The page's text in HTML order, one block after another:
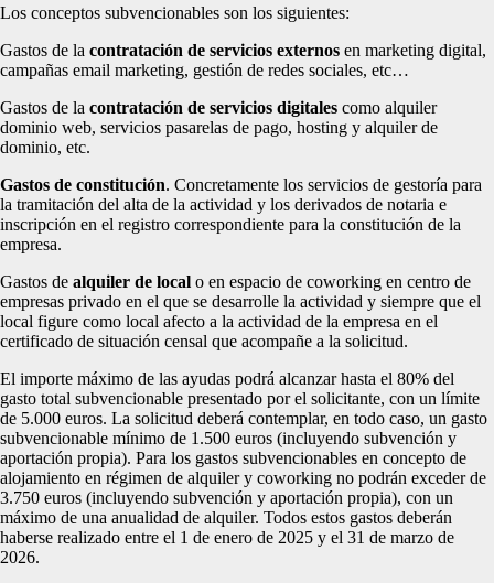
Los conceptos subvencionables son los siguientes:
Gastos de la contratación de servicios externos en marketing digital,
campañas email marketing, gestión de redes sociales, etc…
Gastos de la contratación de servicios digitales como alquiler
dominio web, servicios pasarelas de pago, hosting y alquiler de
dominio, etc.
Gastos de constitución. Concretamente los servicios de gestoría para
la tramitación del alta de la actividad y los derivados de notaria e
inscripción en el registro correspondiente para la constitución de la
empresa.
Gastos de alquiler de local o en espacio de coworking en centro de
empresas privado en el que se desarrolle la actividad y siempre que el
local figure como local afecto a la actividad de la empresa en el
certificado de situación censal que acompañe a la solicitud.
El importe máximo de las ayudas podrá alcanzar hasta el 80% del
gasto total subvencionable presentado por el solicitante, con un límite
de 5.000 euros. La solicitud deberá contemplar, en todo caso, un gasto
subvencionable mínimo de 1.500 euros (incluyendo subvención y
aportación propia). Para los gastos subvencionables en concepto de
alojamiento en régimen de alquiler y coworking no podrán exceder de
3.750 euros (incluyendo subvención y aportación propia), con un
máximo de una anualidad de alquiler. Todos estos gastos deberán
haberse realizado entre el 1 de enero de 2025 y el 31 de marzo de
2026.